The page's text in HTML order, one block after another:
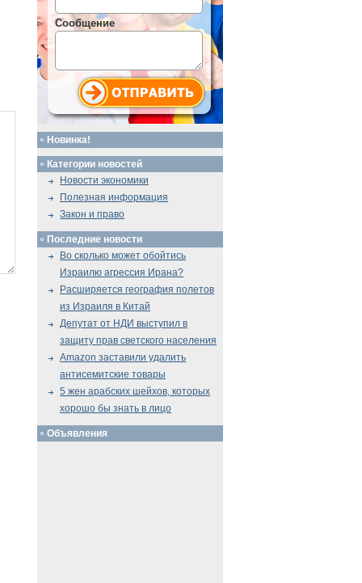
Сообщение
Новинка!
Категории новостей
Новости экономики
Полезная информация
Закон и право
Последние новости
Во сколько может обойтись
Израилю агрессия Ирана?
Расширяется география полетов
из Израиля в Китай
Депутат от НДИ выступил в
защиту прав светского населения
Amazon заставили удалить
антисемитские товары
5 жен арабских шейхов, которых
хорошо бы знать в лицо
Объявления